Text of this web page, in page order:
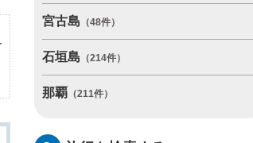
宮古島 （48件）
石垣島 （214件）
那覇 （211件）